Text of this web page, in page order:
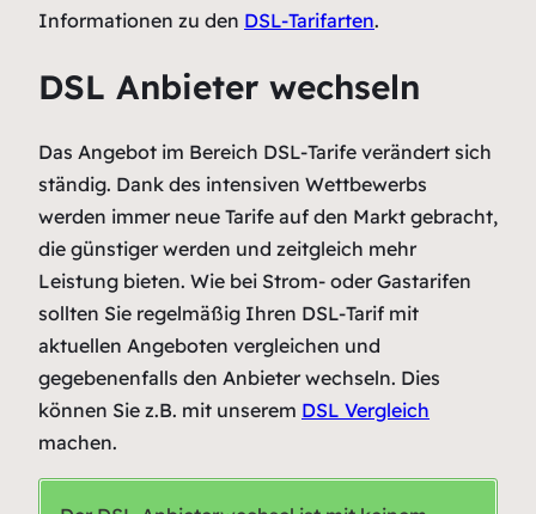
Informationen zu den DSL-Tarifarten.
DSL Anbieter wechseln
Das Angebot im Bereich DSL-Tarife verändert sich
ständig. Dank des intensiven Wettbewerbs
werden immer neue Tarife auf den Markt gebracht,
die günstiger werden und zeitgleich mehr
Leistung bieten. Wie bei Strom- oder Gastarifen
sollten Sie regelmäßig Ihren DSL-Tarif mit
aktuellen Angeboten vergleichen und
gegebenenfalls den Anbieter wechseln. Dies
können Sie z.B. mit unserem DSL Vergleich
machen.